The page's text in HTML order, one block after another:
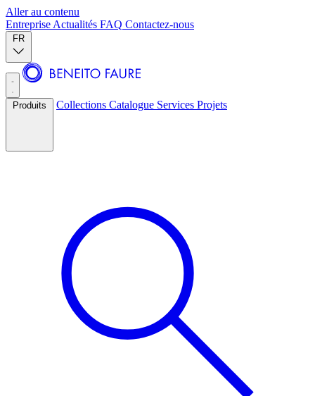
Aller au contenu
Entreprise Actualités FAQ Contactez-nous
FR
Produits Collections Catalogue Services Projets